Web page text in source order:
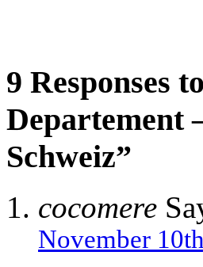
9 Responses
Departement
Schweiz”
cocomere
November